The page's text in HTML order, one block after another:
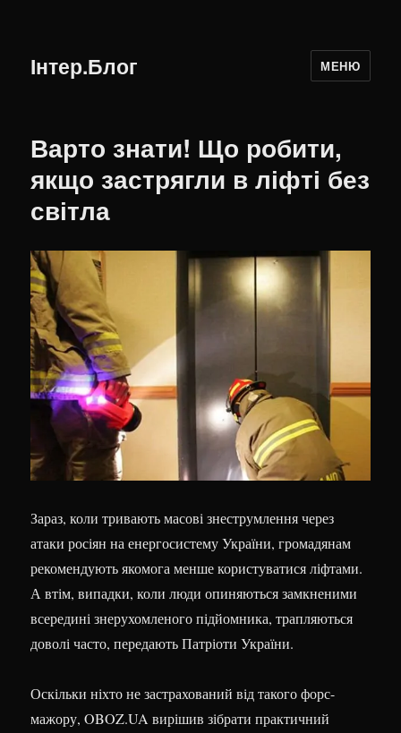
Інтер.Блог МЕНЮ
Варто знати! Що робити,
якщо застрягли в ліфті без
світла
Зараз, коли тривають масові знеструмлення через
атаки росіян на енергосистему України, громадянам
рекомендують якомога менше користуватися ліфтами.
А втім, випадки, коли люди опиняються замкненими
всередині знерухомленого підйомника, трапляються
доволі часто, передають Патріоти України.
Оскільки ніхто не застрахований від такого форс-
мажору, OBOZ.UA вирішив зібрати практичний